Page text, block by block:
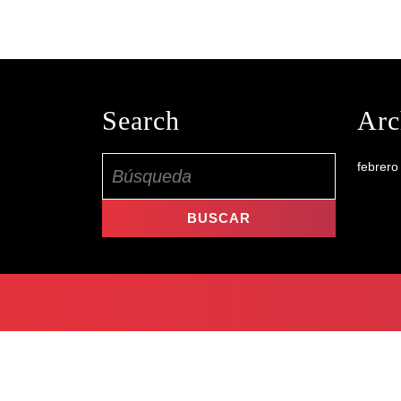
Search
febrero